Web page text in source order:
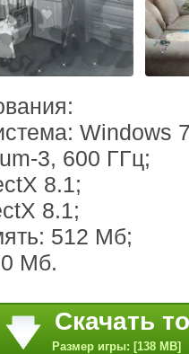
Windows
3, 600 ГГц;
8.1;
8.1;
512 Мб;
Мб.
Скачать
Размер игры: [138 MB]